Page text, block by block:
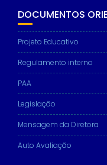
DOCUMENTOS
Projeto Educativo
Regulamento interno
PAA
Legislação
Mensagem da Diretora
Auto Avaliação